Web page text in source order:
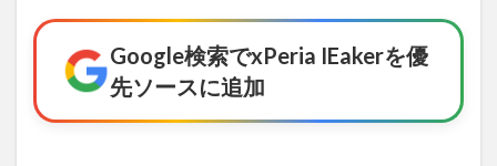
Google検索でxPeria IEakerを優
先ソースに追加